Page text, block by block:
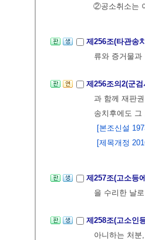
②공소취소는
제256조(타관송
류와 증거물
제256조의2(군
과 함께 재판
송치후에도
[본조신설
[제목개정
제257조(고소등
을 수리한 날
제258조(고소인
아니하는 처